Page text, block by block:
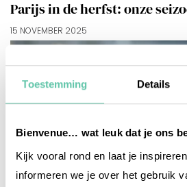
Toestemming Details
Bienvenue… wat leuk dat je ons
Kijk vooral rond en laat je
informeren we je over het gebruik
Parijs in de herfst: onze
15 NOVEMBER 2025